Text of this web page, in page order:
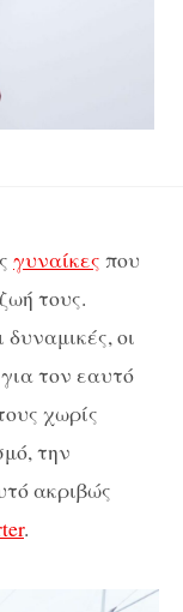
γυναίκες που
τους.
οι
τον εαυτό
χωρίς
την
ακριβώς
.